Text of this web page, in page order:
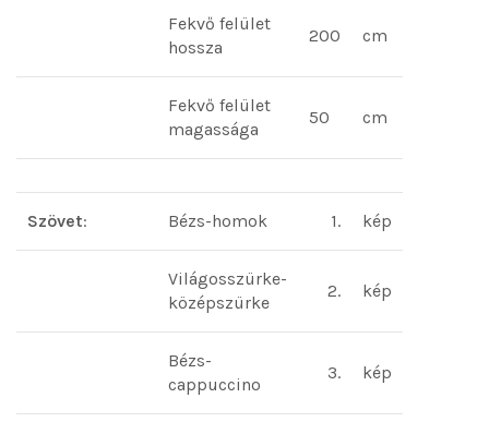
Fekvő felület
hossza
200 cm
Fekvő felület
magassága
50 cm
Szövet: Bézs-homok 1. kép
Világosszürke-
középszürke
2. kép
Bézs-
cappuccino
3. kép